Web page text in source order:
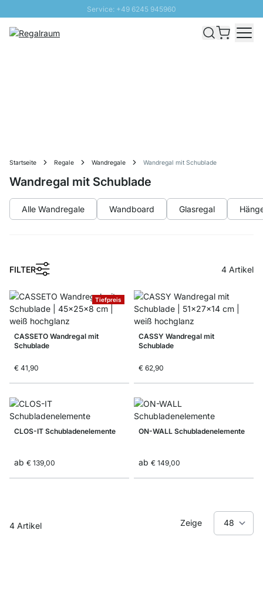
Service: +49 6245 945960
Schnelle Lieferung - Gratis Versand ab 100€
Startseite Regale Wandregale Wandregal mit Schublade
Wandregal mit Schublade
Alle Wandregale Wandboard Glasregal
FILTER 4 Artikel
Tiefpreis
CASSETO Wandregal mit
Schublade
€ 41,90
CASSY Wandregal mit
Schublade
€ 62,90
CLOS-IT Schubladenelemente
ab € 139,00
ON-WALL Schubladenelemente
ab € 149,00
4 Artikel Zeige